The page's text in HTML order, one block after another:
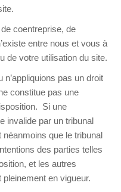
coentreprise, de
entre nous et vous à
de votre utilisation du site.
n’appliquions pas un droit
constitue pas une
Si une
invalide par un tribunal
que le tribunal
des parties telles
et les autres
en vigueur.